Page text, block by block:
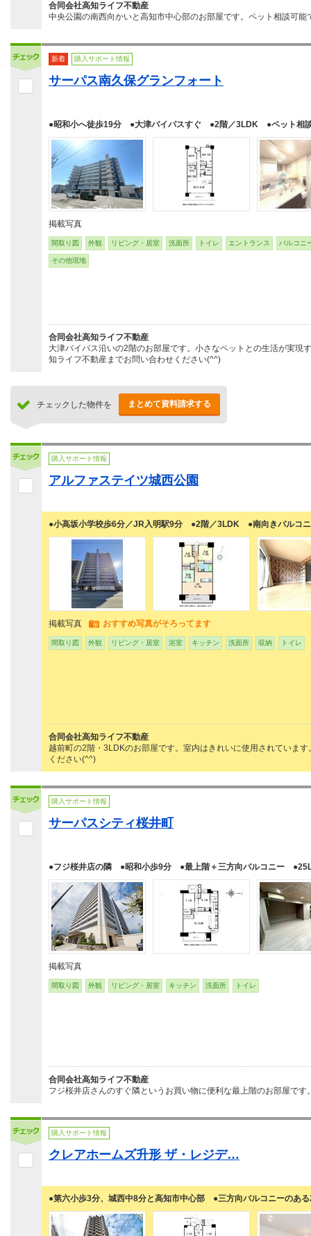
合同会社高知ライフ不動産
中央公園の南西向かいと高知市中心部のお部屋です。ペット相談可
新着 購入サポート情報
サーパス南久保グランフォート
●昭和小へ徒歩19分 ●大津バイパスすぐ ●2階／3LDK ●ペット相
掲載写真
間取り図 外観 リビング・居室 洗面所 トイレ エントランス バルコニ
その他現地
合同会社高知ライフ不動産
大津バイパス沿いの2階のお部屋です。小さなペットとの生活が実
知ライフ不動産までお問い合わせください(^^)
チェックした物件を まとめて資料請求する
購入サポート情報
アルファステイツ城西公園
●小高坂小学校歩6分／JR入明駅9分 ●2階／3LDK ●南向きバルコ
掲載写真 おすすめ写真がそろってます
間取り図 外観 リビング・居室 浴室 キッチン 洗面所 収納 トイレ
合同会社高知ライフ不動産
越前町の2階・3LDKのお部屋です。室内はきれいに使用されていま
ください(^^)
購入サポート情報
サーパスシティ桜井町
●フジ桜井店の隣 ●昭和小歩9分 ●最上階＋三方向バルコニー
掲載写真
間取り図 外観 リビング・居室 キッチン 洗面所 トイレ
合同会社高知ライフ不動産
フジ桜井店さんのすぐ隣というお買い物に便利な最上階のお部屋で
購入サポート情報
クレアホームズ升形 ザ・レジデ…
●第六小歩3分、城西中8分と高知市中心部 ●三方向バルコニーのあ